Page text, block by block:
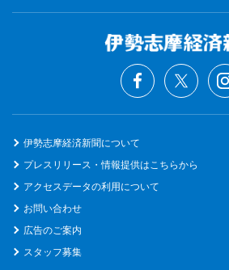
伊勢志摩経済新聞について
プレスリリース・情報提供はこちらから
アクセスデータの利用について
お問い合わせ
広告のご案内
スタッフ募集